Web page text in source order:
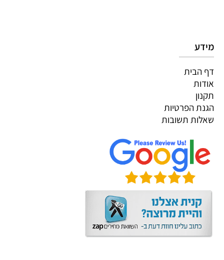
מידע
דף הבית
אודות
תקנון
הגנת הפרטיות
שאלות תשובות